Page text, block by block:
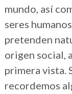
mundo, así
seres
pretenden
origen social,
primera vista.
recordemos